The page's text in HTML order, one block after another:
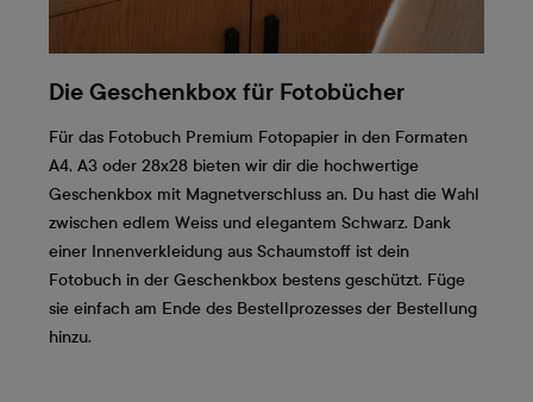
Die Geschenkbox für Fotobücher
Für das Fotobuch Premium Fotopapier in den Formaten
A4, A3 oder 28x28 bieten wir dir die hochwertige
Geschenkbox mit Magnetverschluss an. Du hast die Wahl
zwischen edlem Weiss und elegantem Schwarz. Dank
einer Innenverkleidung aus Schaumstoff ist dein
Fotobuch in der Geschenkbox bestens geschützt. Füge
sie einfach am Ende des Bestellprozesses der Bestellung
hinzu.